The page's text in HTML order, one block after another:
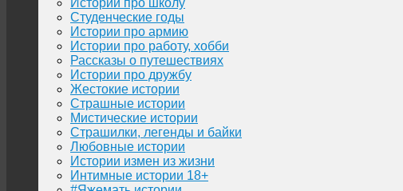
Истории про школу
Студенческие годы
Истории про армию
Истории про работу, хобби
Рассказы о путешествиях
Истории про дружбу
Жестокие истории
Страшные истории
Мистические истории
Страшилки, легенды и байки
Любовные истории
Истории измен из жизни
Интимные истории 18+